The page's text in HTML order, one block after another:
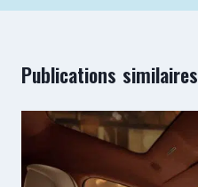
Publications similaires